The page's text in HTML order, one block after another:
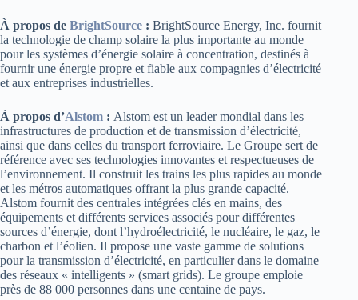
À propos de BrightSource : BrightSource Energy, Inc. fournit
la technologie de champ solaire la plus importante au monde
pour les systèmes d’énergie solaire à concentration, destinés à
fournir une énergie propre et fiable aux compagnies d’électricité
et aux entreprises industrielles.
À propos d’Alstom : Alstom est un leader mondial dans les
infrastructures de production et de transmission d’électricité,
ainsi que dans celles du transport ferroviaire. Le Groupe sert de
référence avec ses technologies innovantes et respectueuses de
l’environnement. Il construit les trains les plus rapides au monde
et les métros automatiques offrant la plus grande capacité.
Alstom fournit des centrales intégrées clés en mains, des
équipements et différents services associés pour différentes
sources d’énergie, dont l’hydroélectricité, le nucléaire, le gaz, le
charbon et l’éolien. Il propose une vaste gamme de solutions
pour la transmission d’électricité, en particulier dans le domaine
des réseaux « intelligents » (smart grids). Le groupe emploie
près de 88 000 personnes dans une centaine de pays.